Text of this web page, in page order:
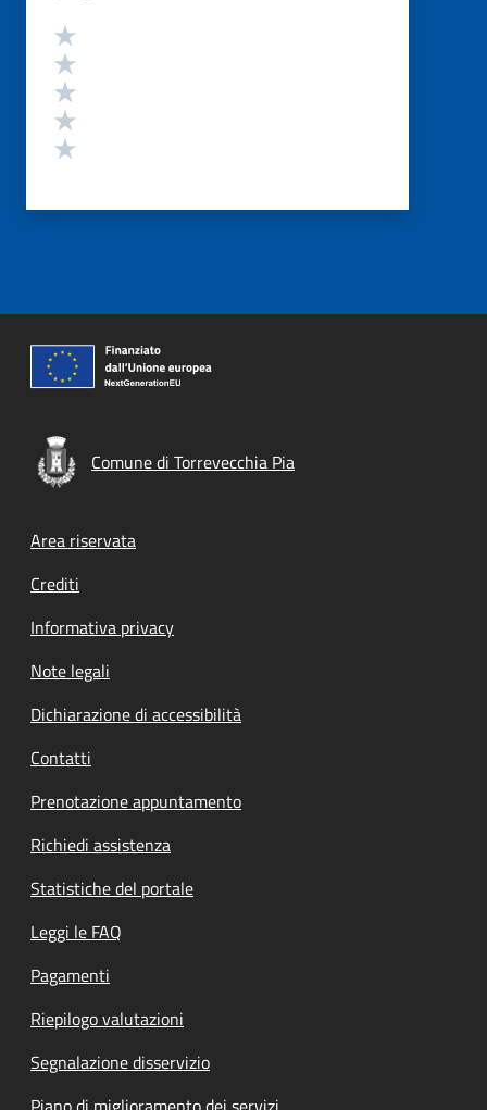
Valutazione
Comune di Torrevecchia Pia
Footer menu
Area riservata
Crediti
Informativa privacy
Note legali
Dichiarazione di accessibilità
Contatti
Prenotazione appuntamento
Richiedi assistenza
Statistiche del portale
Leggi le FAQ
Pagamenti
Riepilogo valutazioni
Segnalazione disservizio